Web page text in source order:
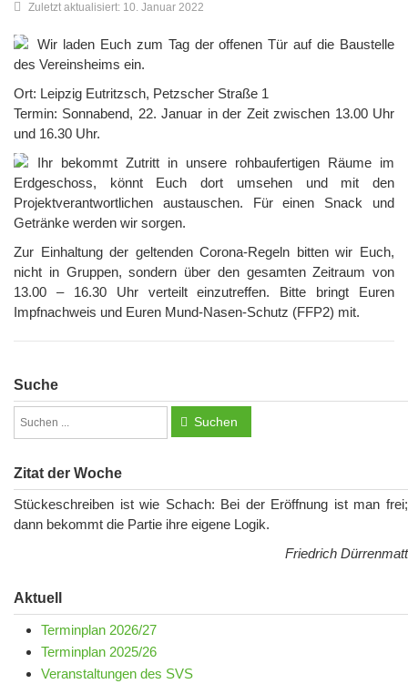
Zuletzt aktualisiert: 10. Januar 2022
Wir laden Euch zum Tag der offenen Tür auf die Baustelle
des Vereinsheims ein.
Ort: Leipzig Eutritzsch, Petzscher Straße 1
Termin: Sonn­abend, 22. Ja­nu­ar in der Zeit zwischen 13.00 Uhr
und 16.30 Uhr.
Ihr bekommt Zutritt in unsere rohbaufertigen Räume im
Erdgeschoss, könnt Euch dort umsehen und mit den
Projektverantwortlichen austauschen. Für einen Snack und
Getränke werden wir sorgen.
Zur Einhaltung der geltenden Corona-Regeln bitten wir Euch,
nicht in Gruppen, sondern über den gesamten Zeitraum von
13.00 – 16.30 Uhr verteilt einzutreffen. Bitte bringt Euren
Impfnachweis und Euren Mund-Nasen-Schutz (FFP2) mit.
Suche
Suchen
Zitat der Woche
Stückeschreiben ist wie Schach: Bei der Eröffnung ist man frei;
dann bekommt die Partie ihre eigene Logik.
Friedrich Dürrenmatt
Aktuell
Terminplan 2026/27
Terminplan 2025/26
Veranstaltungen des SVS